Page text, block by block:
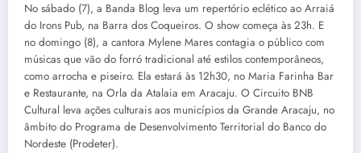
No sábado (7), a Banda Blog leva um repertório eclético ao Arraiá
do Irons Pub, na Barra dos Coqueiros. O show começa às 23h. E
no domingo (8), a cantora Mylene Mares contagia o público com
músicas que vão do forró tradicional até estilos contemporâneos,
como arrocha e piseiro. Ela estará às 12h30, no Maria Farinha Bar
e Restaurante, na Orla da Atalaia em Aracaju. O Circuito BNB
Cultural leva ações culturais aos municípios da Grande Aracaju, no
âmbito do Programa de Desenvolvimento Territorial do Banco do
Nordeste (Prodeter).